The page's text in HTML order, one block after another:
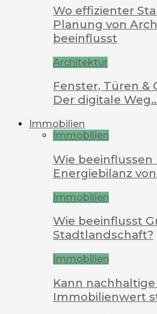
Wo effizienter
Planung von
beeinflusst
Architektur
Fenster, Türen &
Der digitale
Immobilien
Immobilien
Wie beeinflussen
Energiebilanz
Immobilien
Wie beeinflusst
Stadtlandschaft?
Immobilien
Kann
Immobilienwert